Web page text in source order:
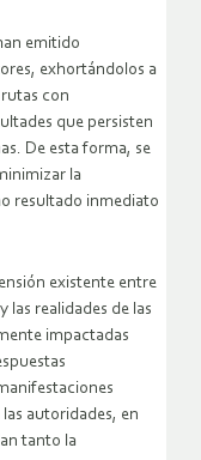
emitido
exhortándolos a
con
que persisten
De esta forma, se
la
resultado inmediato
existente entre
las realidades de las
impactadas
autoridades, en
tanto la